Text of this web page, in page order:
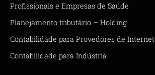
Profissionais e Empresas de Saúde
Planejamento tributário – Holding
Contabilidade para Provedores de Internet
Contabilidade para Indústria